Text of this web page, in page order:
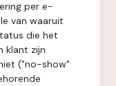
per e-
van waaruit
die het
klant zijn
("no-show"